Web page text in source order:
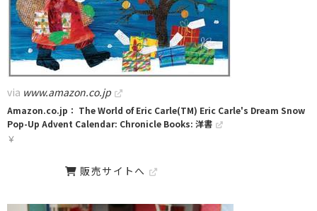
via www.amazon.co.jp
Amazon.co.jp： The World of Eric Carle(TM) Eric Carle's Dream Snow
Pop-Up Advent Calendar: Chronicle Books: 洋書
￥
販売サイトへ